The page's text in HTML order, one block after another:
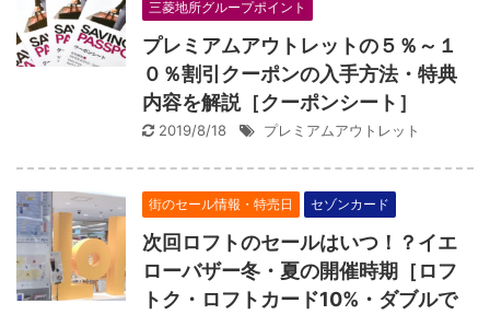
三菱地所グループポイント
プレミアムアウトレットの５％～１
０％割引クーポンの入手方法・特典
内容を解説［クーポンシート］
2019/8/18 プレミアムアウトレット
街のセール情報・特売日 セゾンカード
次回ロフトのセールはいつ！？イエ
ローバザー冬・夏の開催時期［ロフ
トク・ロフトカード10%・ダブルで